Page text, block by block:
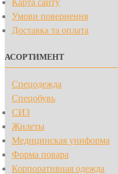
Карта сайту
Умови повернення
Доставка та оплата
АСОРТИМЕНТ
Спецодежда
Спецобувь
СИЗ
Жилеты
Медицинская униформа
Форма повара
Корпоративная одежда